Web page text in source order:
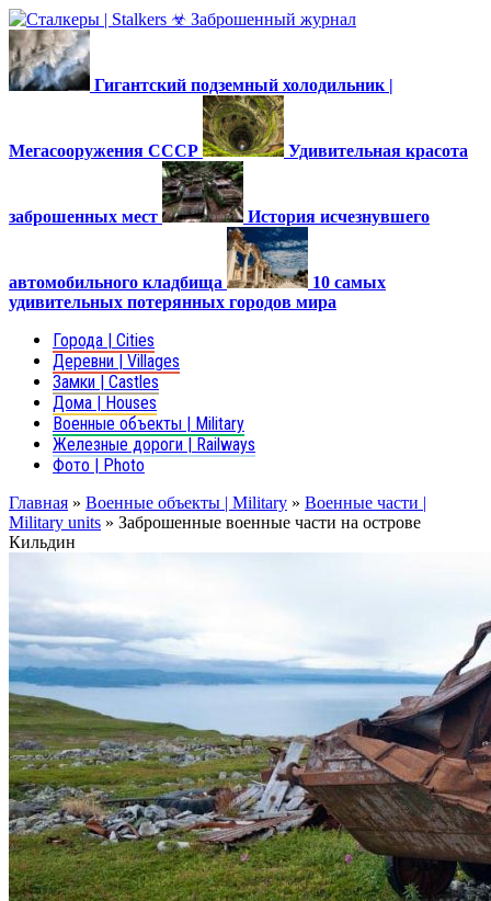
Гигантский подземный холодильник |
Мегасооружения СССР Удивительная красота
заброшенных мест История исчезнувшего
автомобильного кладбища
10 самых
удивительных потерянных городов мира
Города | Cities
Деревни | Villages
Замки | Castles
Дома | Houses
Военные объекты | Military
Железные дороги | Railways
Фото | Photo
Главная » Военные объекты | Military » Военные части |
Military units » Заброшенные военные части на острове
Кильдин